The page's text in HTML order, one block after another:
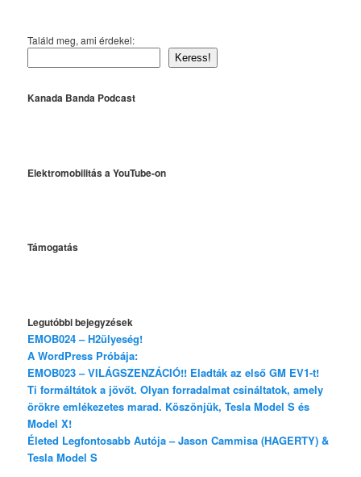
Találd meg, ami érdekel:
Keress!
Kanada Banda Podcast
Elektromobilitás a YouTube-on
Támogatás
Legutóbbi bejegyzések
EMOB024 – H2ülyeség!
A WordPress Próbája:
EMOB023 – VILÁGSZENZÁCIÓ!! Eladták az első GM EV1-t!
Ti formáltátok a jövőt. Olyan forradalmat csináltatok, amely
örökre emlékezetes marad. Köszönjük, Tesla Model S és
Model X!
Életed Legfontosabb Autója – Jason Cammisa (HAGERTY) &
Tesla Model S